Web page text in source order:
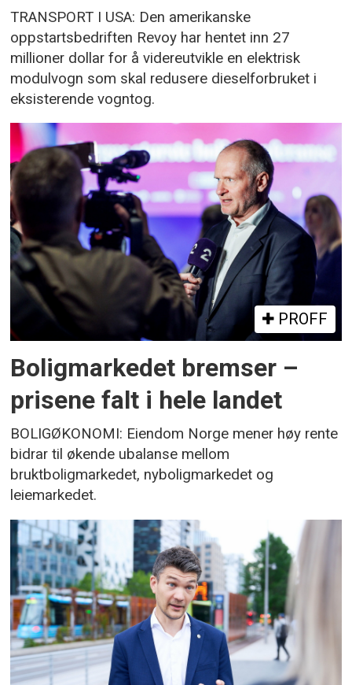
TRANSPORT I USA: Den amerikanske
oppstartsbedriften Revoy har hentet inn 27
millioner dollar for å videreutvikle en elektrisk
modulvogn som skal redusere dieselforbruket i
eksisterende vogntog.
PROFF
Boligmarkedet bremser –
prisene falt i hele landet
BOLIGØKONOMI: Eiendom Norge mener høy rente
bidrar til økende ubalanse mellom
bruktboligmarkedet, nyboligmarkedet og
leiemarkedet.